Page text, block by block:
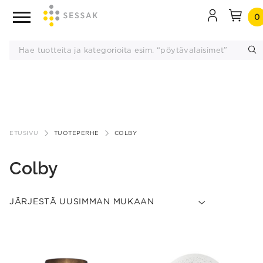
sisältöön
0
ETUSIVU TUOTEPERHE COLBY
Colby
product